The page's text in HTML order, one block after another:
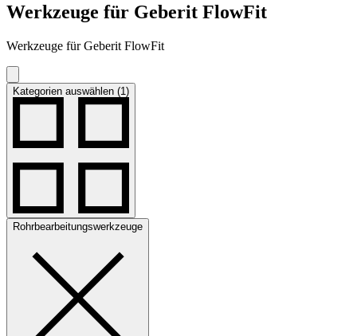
Werkzeuge für Geberit FlowFit
Werkzeuge für Geberit FlowFit
Kategorien auswählen (1)
Rohrbearbeitungswerkzeuge